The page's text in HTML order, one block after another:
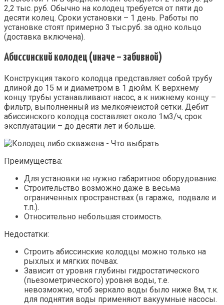
2,2 тыс. руб. Обычно на колодец требуется от пяти до
десяти колец. Сроки установки – 1 день. Работы по
установке стоят примерно 3 тыс.руб. за одно кольцо
(доставка включена).
Абиссинский колодец (иначе – забивной)
Конструкция такого колодца представляет собой трубу
длиной до 15 м и диаметром в 1 дюйм. К верхнему
концу трубы устанавливают насос, а к нижнему концу –
фильтр, выполненный из мелкоячеистой сетки. Дебит
абиссинского колодца составляет около 1м3/ч, срок
эксплуатации – до десяти лет и больше.
Преимущества:
Для установки не нужно габаритное оборудование.
Строительство возможно даже в весьма
ограниченных пространствах (в гараже, подвале и
т.п.).
Относительно небольшая стоимость.
Недостатки:
Строить абиссинские колодцы можно только на
рыхлых и мягких почвах.
Зависит от уровня глубины гидростатического
(пьезометрического) уровня воды, т.е.
невозможно, чтоб зеркало воды было ниже 8м, т.к.
для поднятия воды применяют вакуумные насосы.